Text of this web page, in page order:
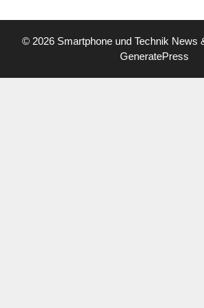
© 2026 Smartphone und Technik News
GeneratePress